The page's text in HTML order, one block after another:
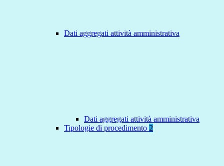
Dati aggregati attività amministrativa
Dati aggregati attività amministrativa
Tipologie di procedimento 2